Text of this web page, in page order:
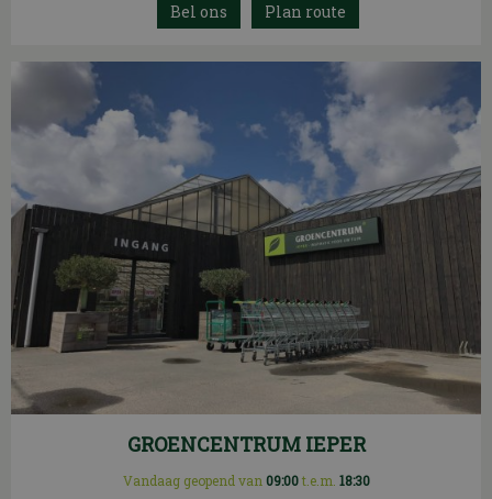
Plan route
GROENCENTRUM IEPER
Vandaag geopend van 09:00t.e.m. 18:30